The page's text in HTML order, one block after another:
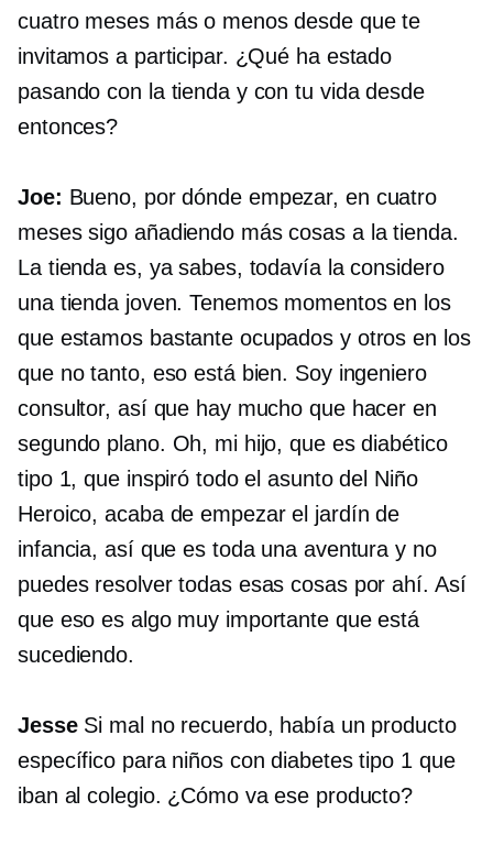
cuatro meses más o menos desde que te
invitamos a participar. ¿Qué ha estado
pasando con la tienda y con tu vida desde
entonces?
Joe: Bueno, por dónde empezar, en cuatro
meses sigo añadiendo más cosas a la tienda.
La tienda es, ya sabes, todavía la considero
una tienda joven. Tenemos momentos en los
que estamos bastante ocupados y otros en los
que no tanto, eso está bien. Soy ingeniero
consultor, así que hay mucho que hacer en
segundo plano. Oh, mi hijo, que es diabético
tipo 1, que inspiró todo el asunto del Niño
Heroico, acaba de empezar el jardín de
infancia, así que es toda una aventura y no
puedes resolver todas esas cosas por ahí. Así
que eso es algo muy importante que está
sucediendo.
JesseSi mal no recuerdo, había un producto
específico para niños con diabetes tipo 1 que
iban al colegio. ¿Cómo va ese producto?